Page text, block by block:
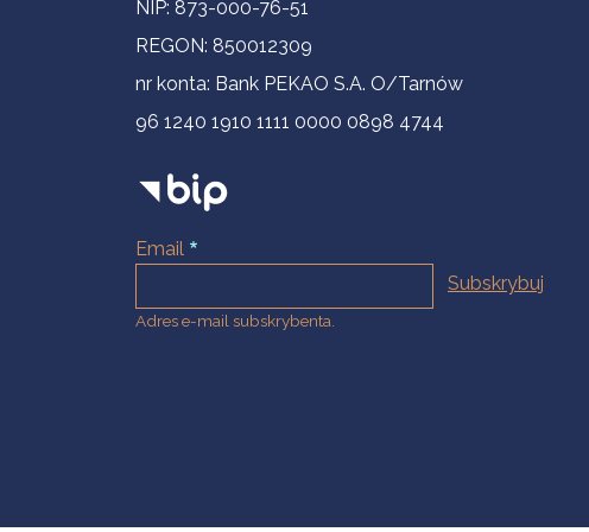
NIP: 873-000-76-51
REGON: 850012309
nr konta: Bank PEKAO S.A. O/Tarnów
96 1240 1910 1111 0000 0898 4744
Email
Adres e-mail subskrybenta.